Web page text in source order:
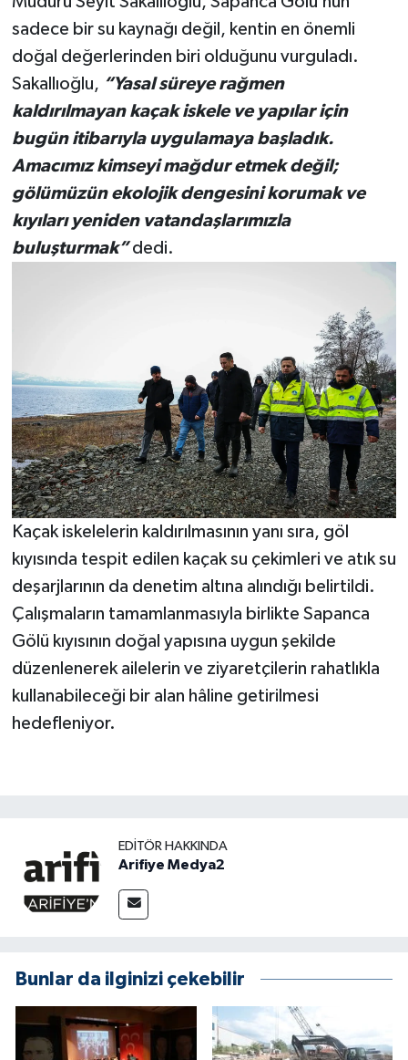
sadece bir su kaynağı değil, kentin en önemli
doğal değerlerinden biri olduğunu vurguladı.
Sakallıoğlu, “Yasal süreye rağmen
kaldırılmayan kaçak iskele ve yapılar için
bugün itibarıyla uygulamaya başladık.
Amacımız kimseyi mağdur etmek değil;
gölümüzün ekolojik dengesini korumak ve
kıyıları yeniden vatandaşlarımızla
buluşturmak” dedi.
Kaçak iskelelerin kaldırılmasının yanı sıra, göl
kıyısında tespit edilen kaçak su çekimleri ve atık su
deşarjlarının da denetim altına alındığı belirtildi.
Çalışmaların tamamlanmasıyla birlikte Sapanca
Gölü kıyısının doğal yapısına uygun şekilde
düzenlenerek ailelerin ve ziyaretçilerin rahatlıkla
kullanabileceği bir alan hâline getirilmesi
hedefleniyor.
EDITÖR HAKKINDA
Arifiye Medya2
Bunlar da ilginizi çekebilir